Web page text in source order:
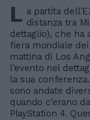
L a partita
distanza tra
dettaglio), che ha
fiera mondiale
mattina di Los
l'evento nel
la sua
sono andate
quando c'erano
PlayStation 4.